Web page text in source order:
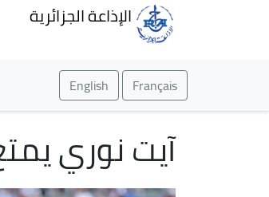
الإذاعة الجزائرية
Français
English
آيت نوري